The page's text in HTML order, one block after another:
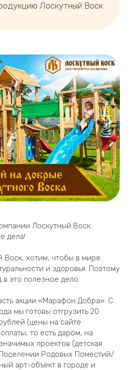
Лоскутный Воск.
дела!
Воск, хотим, чтобы в мире
и здоровья. Поэтому
в это полезное дело.
акции «Марафон Добра». С
мы готовы отгрузить 20
(цены на сайте
то есть даром, на
проектов (детская
Родовых Поместий/
арт-объект в городе и